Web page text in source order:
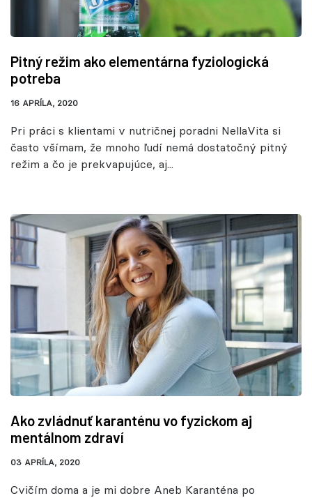
Pitný režim ako elementárna fyziologická
potreba
16 APRÍLA, 2020
Pri práci s klientami v nutričnej poradni NellaVita si
často všímam, že mnoho ľudí nemá dostatočný pitný
režim a čo je prekvapujúce, aj...
Ako zvládnuť karanténu vo fyzickom aj
mentálnom zdraví
03 APRÍLA, 2020
Cvičím doma a je mi dobre Aneb Karanténa po